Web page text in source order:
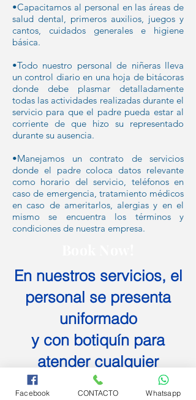
En nuestros servicios, el
personal se presenta
uniformado
y con botiquín para
atender cualquier
emergencia que se
•Capacitamos al personal en las áreas de
salud dental, primeros auxilios, juegos y
cantos, cuidados generales e higiene
básica.
•Todo nuestro personal de niñeras lleva
un control diario en una hoja de bitácoras
donde debe plasmar detalladamente
todas las actividades realizadas durante el
servicio para que el padre pueda estar al
corriente de que hizo su representado
durante su ausencia.
•Manejamos un contrato de servicios
donde el padre coloca datos relevante
como horario del servicio, teléfonos en
caso de emergencia, tratamiento médicos
en caso de ameritarlos, alergias y en el
mismo se encuentra los términos y
condiciones de nuestra empresa.
Facebook CONTACTO Whatsapp